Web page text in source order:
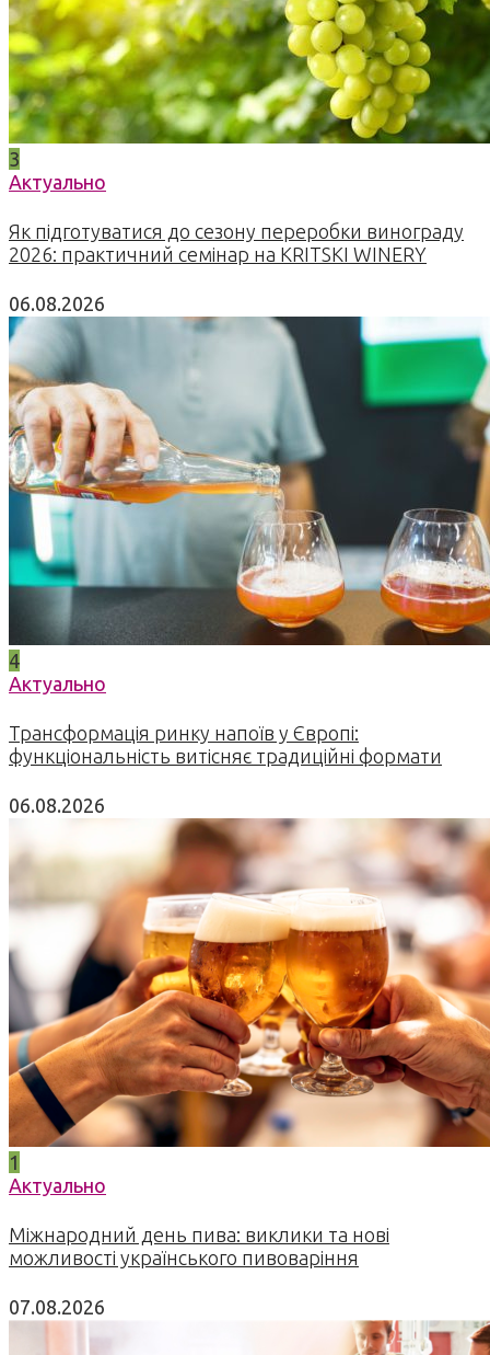
3
Актуально
Як підготуватися до сезону переробки винограду
2026: практичний семінар на KRITSKI WINERY
06.08.2026
4
Актуально
Трансформація ринку напоїв у Європі:
функціональність витісняє традиційні формати
06.08.2026
1
Актуально
Міжнародний день пива: виклики та нові
можливості українського пивоваріння
07.08.2026